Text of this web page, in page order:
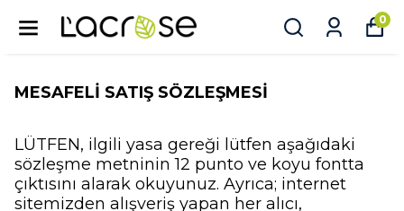
0
MESAFELİ SATIŞ SÖZLEŞMESİ
LÜTFEN, ilgili yasa gereği lütfen aşağıdaki
sözleşme metninin 12 punto ve koyu fontta
çıktısını alarak okuyunuz. Ayrıca; internet
sitemizden alışveriş yapan her alıcı,